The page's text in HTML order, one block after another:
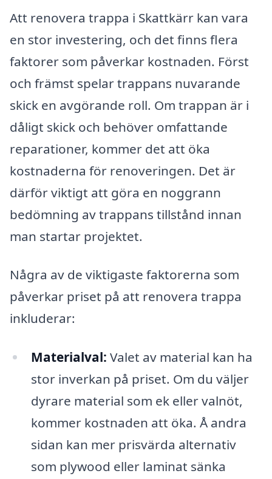
Att renovera trappa i Skattkärr kan vara
en stor investering, och det finns flera
faktorer som påverkar kostnaden. Först
och främst spelar trappans nuvarande
skick en avgörande roll. Om trappan är i
dåligt skick och behöver omfattande
reparationer, kommer det att öka
kostnaderna för renoveringen. Det är
därför viktigt att göra en noggrann
bedömning av trappans tillstånd innan
man startar projektet.
Några av de viktigaste faktorerna som
påverkar priset på att renovera trappa
inkluderar:
Materialval: Valet av material kan ha
stor inverkan på priset. Om du väljer
dyrare material som ek eller valnöt,
kommer kostnaden att öka. Å andra
sidan kan mer prisvärda alternativ
som plywood eller laminat sänka